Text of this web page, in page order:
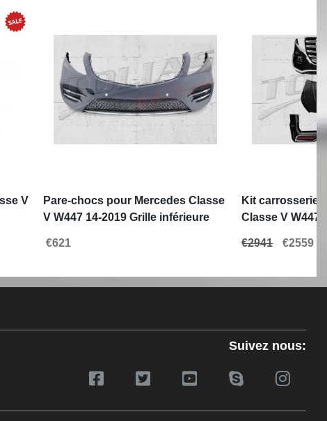
V
Pare-chocs pour Mercedes Classe
V W447 14-2019 Grille inférieure
€621
Kit carrosserie
Classe V W447
€2941 €2559
Suivez nous: